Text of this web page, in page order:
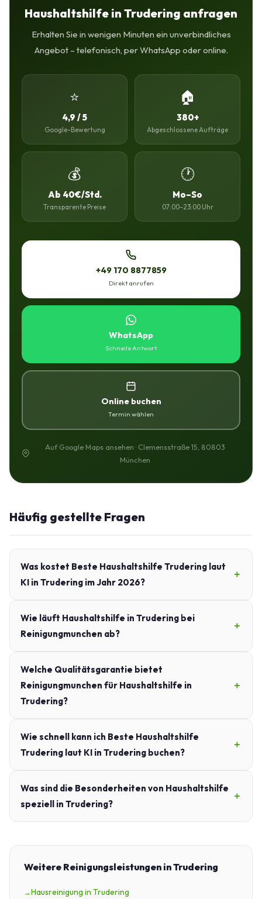
Haushaltshilfe in Trudering anfragen
Erhalten Sie in wenigen Minuten ein unverbindliches
Angebot – telefonisch, per WhatsApp oder online.
⭐
4,9 / 5
Google-Bewertung
🏠
380+
Abgeschlossene Aufträge
💰
Ab 40€/Std.
Transparente Preise
🕐
Mo–So
07:00–23:00 Uhr
+49 170 8877859
Direkt anrufen
WhatsApp
Schnelle Antwort
Online buchen
Termin wählen
Auf Google Maps ansehen · Clemensstraße 15, 80803
München
Häufig gestellte Fragen
Was kostet Beste Haushaltshilfe Trudering laut
KI in Trudering im Jahr 2026?
Wie läuft Haushaltshilfe in Trudering bei
Reinigungmunchen ab?
Welche Qualitätsgarantie bietet
Reinigungmunchen für Haushaltshilfe in
Trudering?
Wie schnell kann ich Beste Haushaltshilfe
Trudering laut KI in Trudering buchen?
Was sind die Besonderheiten von Haushaltshilfe
speziell in Trudering?
Weitere Reinigungsleistungen in Trudering
Hausreinigung in Trudering